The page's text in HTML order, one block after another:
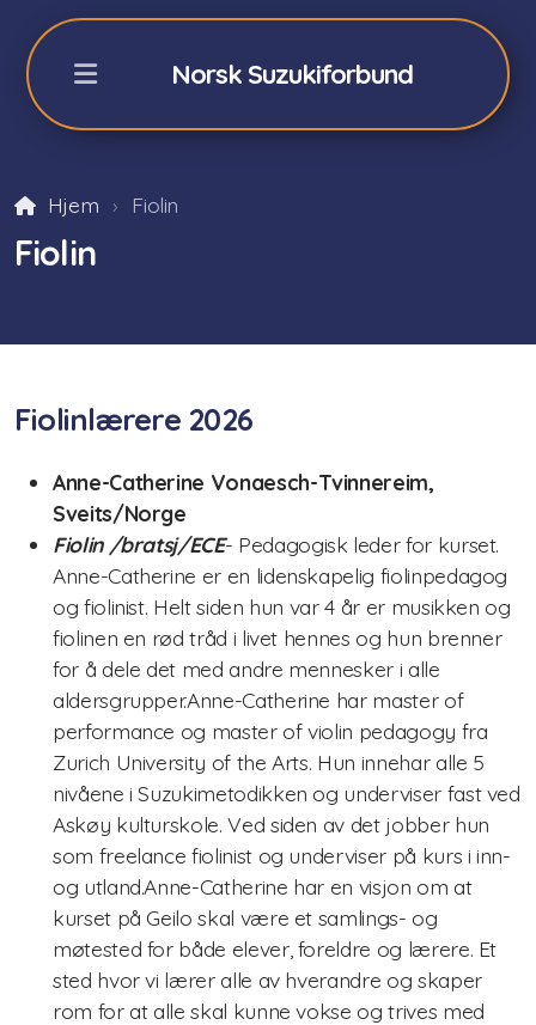
Norsk Suzukiforbund
Hjem Fiolin
Fiolin
Fiolinlærere 2026
Anne-Catherine Vonaesch-Tvinnereim,
Sveits/Norge
Fiolin /bratsj/ECE- Pedagogisk leder for kurset.
Anne-Catherine er en lidenskapelig fiolinpedagog
og fiolinist. Helt siden hun var 4 år er musikken og
fiolinen en rød tråd i livet hennes og hun brenner
for å dele det med andre mennesker i alle
aldersgrupper.Anne-Catherine har master of
performance og master of violin pedagogy fra
Zurich University of the Arts. Hun innehar alle 5
nivåene i Suzukimetodikken og underviser fast ved
Askøy kulturskole. Ved siden av det jobber hun
som freelance fiolinist og underviser på kurs i inn-
og utland.Anne-Catherine har en visjon om at
kurset på Geilo skal være et samlings- og
møtested for både elever, foreldre og lærere. Et
sted hvor vi lærer alle av hverandre og skaper
rom for at alle skal kunne vokse og trives med
NSFs Sommerkurs Geilo
Påmelding sommerkurs -26
Akkompagnatører
Orkester/teori/Dalcroze
Praktisk
Nasjonalt pianokurs
Lærerkurs/Teacher training
Fiolin/violinTeacher Training
Cello Teacher training